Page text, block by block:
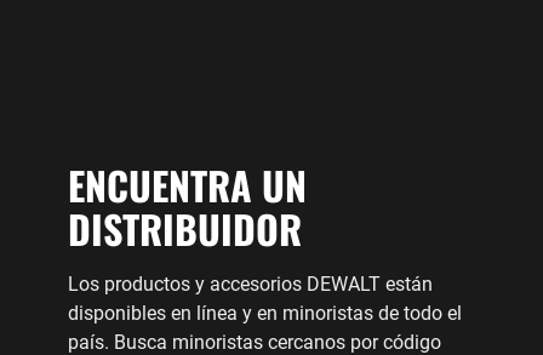
ENCUENTRA UN
DISTRIBUIDOR
Los productos y accesorios DEWALT están
disponibles en línea y en minoristas de todo el
país. Busca minoristas cercanos por código